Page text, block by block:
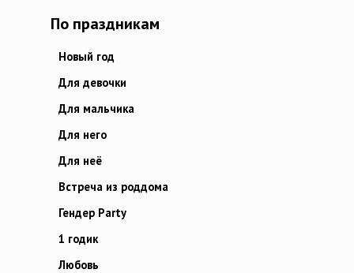
По праздникам
Новый год
Для девочки
Для мальчика
Для него
Для неё
Встреча из роддома
Гендер Party
1 годик
Любовь